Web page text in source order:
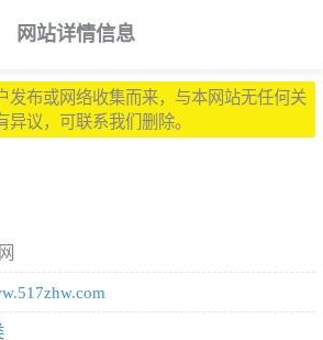
网站详情信息
发布或网络收集而来，与本网站无任何关
议，可联系我们删除。